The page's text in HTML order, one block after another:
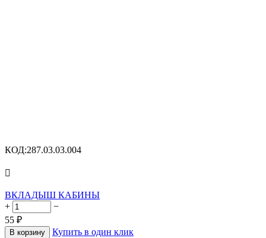
КОД:287.03.03.004

ВКЛАДЫШ КАБИНЫ
+
−
55 ₽
В корзину
Купить в один клик